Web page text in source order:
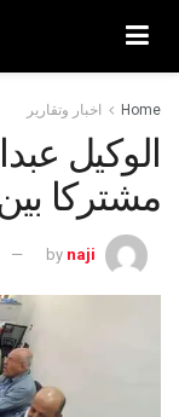
Home اخبار وتقارير
الوكيل
مشتركا
by naji